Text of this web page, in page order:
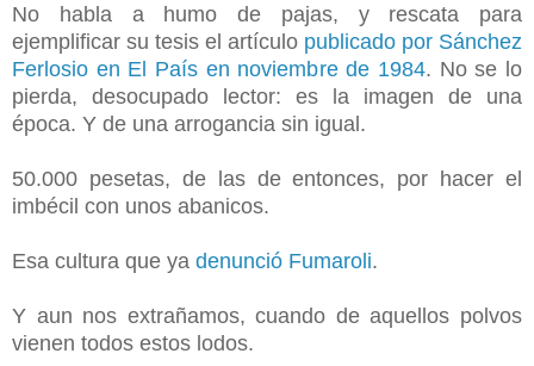
No habla a humo de pajas, y rescata para
ejemplificar su tesis el artículo publicado por Sánchez
Ferlosio en El País en noviembre de 1984. No se lo
pierda, desocupado lector: es la imagen de una
época. Y de una arrogancia sin igual.
50.000 pesetas, de las de entonces, por hacer el
imbécil con unos abanicos.
Esa cultura que ya denunció Fumaroli.
Y aun nos extrañamos, cuando de aquellos polvos
vienen todos estos lodos.